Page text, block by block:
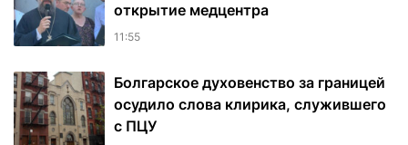
открытие медцентра
11:55
Болгарское духовенство за границей
осудило слова клирика, служившего
с ПЦУ